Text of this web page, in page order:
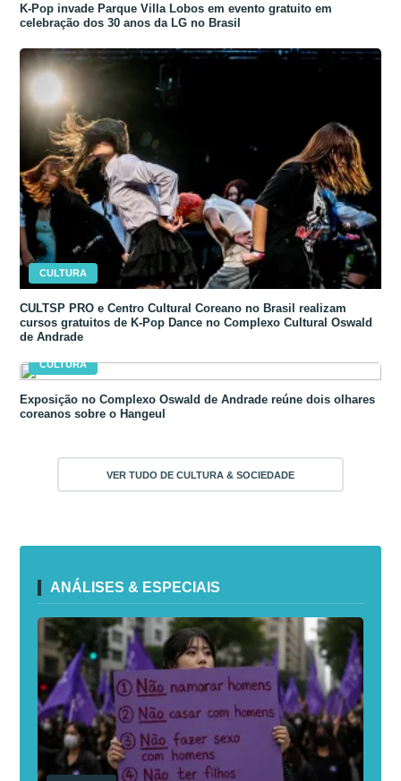
K-Pop invade Parque Villa Lobos em evento gratuito em
celebração dos 30 anos da LG no Brasil
CULTURA
CULTSP PRO e Centro Cultural Coreano no Brasil realizam
cursos gratuitos de K-Pop Dance no Complexo Cultural Oswald
de Andrade
CULTURA
Exposição no Complexo Oswald de Andrade reúne dois olhares
coreanos sobre o Hangeul
VER TUDO DE CULTURA & SOCIEDADE
ANÁLISES & ESPECIAIS